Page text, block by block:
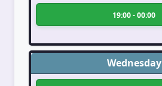
19:00 - 00:00
Wednesday